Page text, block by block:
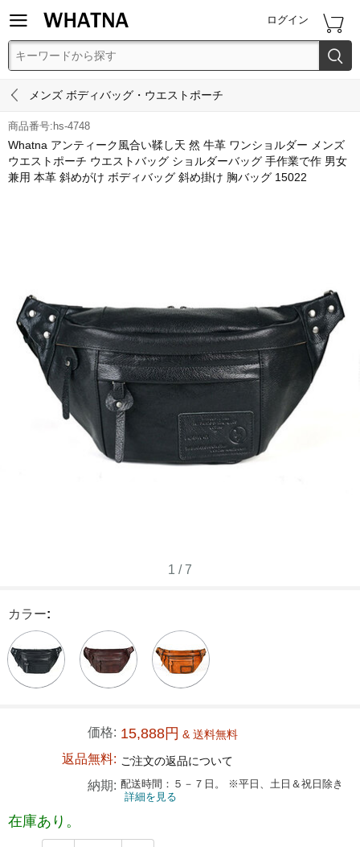
 ログイン 

 メンズ ボディバッグ・ウエストポーチ
商品番号:hs-4748
Whatna アンティーク風合い鞣し天 然 牛革 ワンショルダー メンズ
ウエストポーチ ウエストバッグ ショルダーバッグ 手作業で作 男女
兼用 本革 斜めがけ ボディバッグ 斜め掛け 胸バッグ 15022
1 /7
カラー:
価格: 15,888円 & 送料無料
返品無料: ご注文の返品について
納期: 配送時間：５－７日。 ※平日、土日＆祝日除き
詳細を見る
在庫あり。